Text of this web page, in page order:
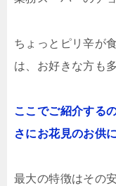
ちょっとピリ辛が
は、お好きな方も
ここでご紹介する
さにお花見のお供
最大の特徴はその